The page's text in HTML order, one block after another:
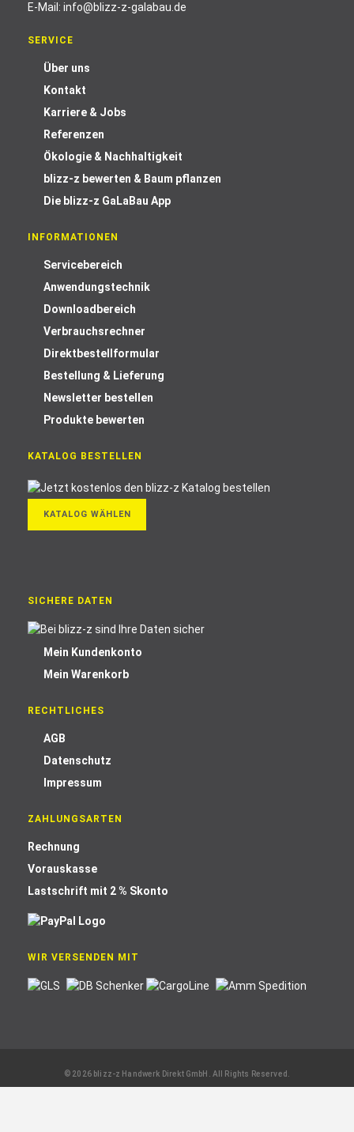
E-Mail: info@blizz-z-galabau.de
SERVICE
Über uns
Kontakt
Karriere & Jobs
Referenzen
Ökologie & Nachhaltigkeit
blizz-z bewerten & Baum pflanzen
Die blizz-z GaLaBau App
INFORMATIONEN
Servicebereich
Anwendungstechnik
Downloadbereich
Verbrauchsrechner
Direktbestellformular
Bestellung & Lieferung
Newsletter bestellen
Produkte bewerten
KATALOG BESTELLEN
KATALOG WÄHLEN
SICHERE DATEN
Mein Kundenkonto
Mein Warenkorb
RECHTLICHES
AGB
Datenschutz
Impressum
ZAHLUNGSARTEN
Rechnung
Vorauskasse
Lastschrift mit 2 % Skonto
WIR VERSENDEN MIT
© 2026 blizz-z Handwerk Direkt GmbH. All Rights Reserved.